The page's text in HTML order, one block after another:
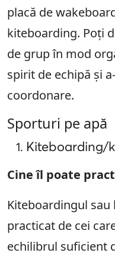
placă de
kiteboarding. Poți
de grup în mod
spirit de echipă și
coordonare.
Sporturi pe apă
Kiteboarding/
Cine îl poate
Kiteboardingul
practicat de cei
echilibrul suficient